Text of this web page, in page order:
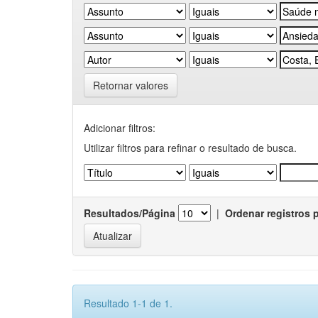
Retornar valores
Adicionar filtros:
Utilizar filtros para refinar o resultado de busca.
Resultados/Página | Ordenar registros
Resultado 1-1 de 1.